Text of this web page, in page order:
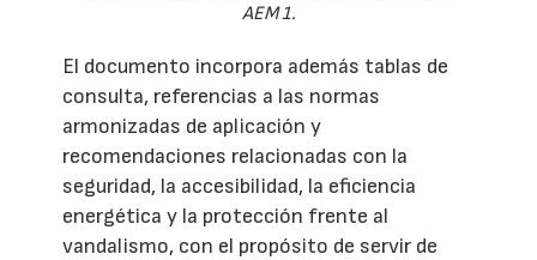
AEM 1.
El documento incorpora además tablas de
consulta, referencias a las normas
armonizadas de aplicación y
recomendaciones relacionadas con la
seguridad, la accesibilidad, la eficiencia
energética y la protección frente al
vandalismo, con el propósito de servir de